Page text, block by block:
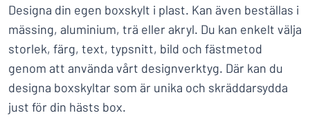
Designa din egen boxskylt i plast. Kan även beställas i
mässing, aluminium, trä eller akryl. Du kan enkelt välja
storlek, färg, text, typsnitt, bild och fästmetod
genom att använda vårt designverktyg. Där kan du
designa boxskyltar som är unika och skräddarsydda
just för din hästs box.